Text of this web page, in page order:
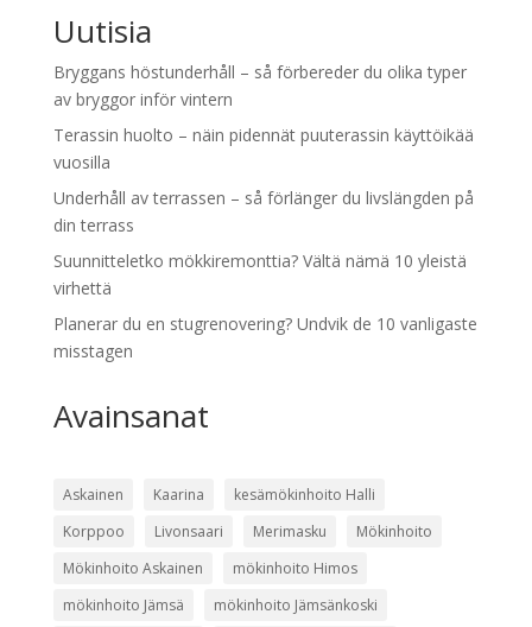
Uutisia
Bryggans höstunderhåll – så förbereder du olika typer
av bryggor inför vintern
Terassin huolto – näin pidennät puuterassin käyttöikää
vuosilla
Underhåll av terrassen – så förlänger du livslängden på
din terrass
Suunnitteletko mökkiremonttia? Vältä nämä 10 yleistä
virhettä
Planerar du en stugrenovering? Undvik de 10 vanligaste
misstagen
Avainsanat
Askainen Kaarina
kesämökinhoito Halli
Korppoo
Livonsaari Merimasku
Mökinhoito
Mökinhoito Askainen
mökinhoito Himos
mökinhoito Jämsä
mökinhoito Jämsänkoski